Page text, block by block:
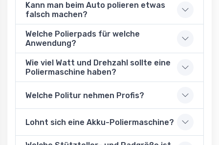
Kann man beim Auto polieren etwas
falsch machen?
Welche Polierpads für welche
Anwendung?
Wie viel Watt und Drehzahl sollte eine
Poliermaschine haben?
Welche Politur nehmen Profis?
Lohnt sich eine Akku-Poliermaschine?